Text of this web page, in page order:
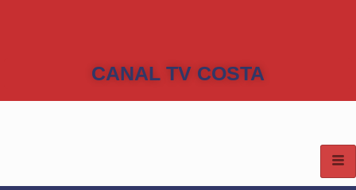
CANAL TV COSTA